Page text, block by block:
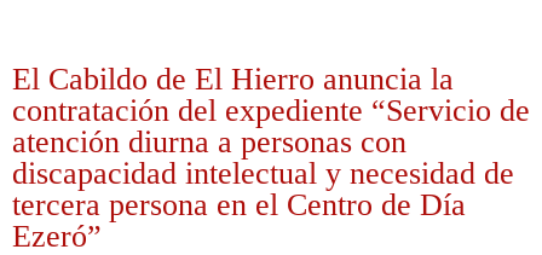
El Cabildo de El Hierro anuncia la
contratación del expediente “Servicio de
atención diurna a personas con
discapacidad intelectual y necesidad de
tercera persona en el Centro de Día
Ezeró”